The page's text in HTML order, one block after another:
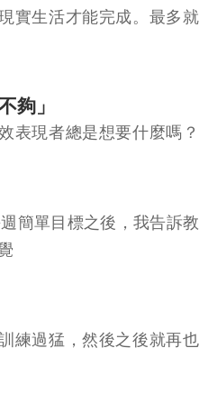
實生活才能完成。最多就
夠」
表現者總是想要什麼嗎？
簡單目標之後，我告訴教
練過猛，然後之後就再也